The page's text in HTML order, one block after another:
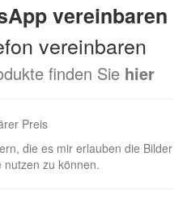
vereinbaren
vereinbaren
finden Sie hier
Preis
die es mir erlauben die Bilder
zu können.